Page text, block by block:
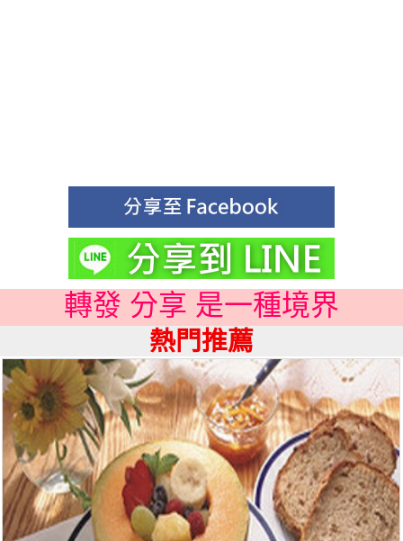
轉發 分享 是一種境界
熱門推薦